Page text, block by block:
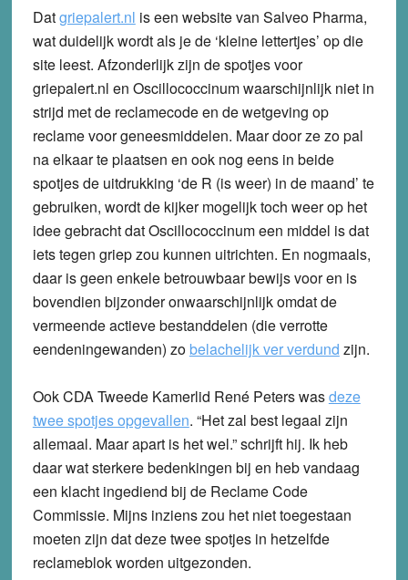
Datgriepalert.nl is een website van Salveo Pharma,
wat duidelijk wordt als je de ‘kleine lettertjes’ op die
site leest. Afzonderlijk zijn de spotjes voor
griepalert.nl en Oscillococcinum waarschijnlijk niet in
strijd met de reclamecode en de wetgeving op
reclame voor geneesmiddelen. Maar door ze zo pal
na elkaar te plaatsen en ook nog eens in beide
spotjes de uitdrukking ‘de R (is weer) in de maand’ te
gebruiken, wordt de kijker mogelijk toch weer op het
idee gebracht dat Oscillococcinum een middel is dat
iets tegen griep zou kunnen uitrichten. En nogmaals,
daar is geen enkele betrouwbaar bewijs voor en is
bovendien bijzonder onwaarschijnlijk omdat de
vermeende actieve bestanddelen (die verrotte
eendeningewanden) zo belachelijk ver verdund zijn.
Ook CDA Tweede Kamerlid René Peters wasdeze
twee spotjes opgevallen. “Het zal best legaal zijn
allemaal. Maar apart is het wel.” schrijft hij. Ik heb
daar wat sterkere bedenkingen bij en heb vandaag
een klacht ingediend bij de Reclame Code
Commissie. Mijns inziens zou het niet toegestaan
moeten zijn dat deze twee spotjes in hetzelfde
reclameblok worden uitgezonden.